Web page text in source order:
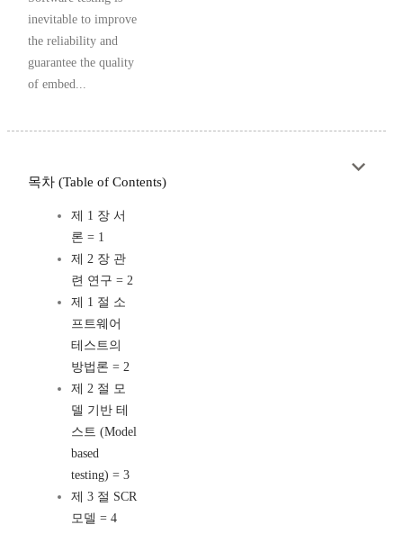
inevitable to improve
the reliability and
guarantee the quality
of embed...
목차 (Table of Contents)
제 1 장 서
론 = 1
제 2 장 관
련 연구 = 2
제 1 절 소
프트웨어
테스트의
방법론 = 2
제 2 절 모
델 기반 테
스트 (Model
based
testing) = 3
제 3 절 SCR
모델 = 4